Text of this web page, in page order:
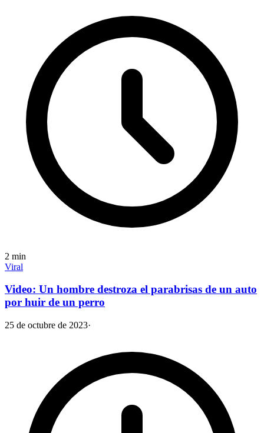
2 min
Viral
Video: Un hombre destroza el parabrisas de un auto
por huir de un perro
25 de octubre de 2023·